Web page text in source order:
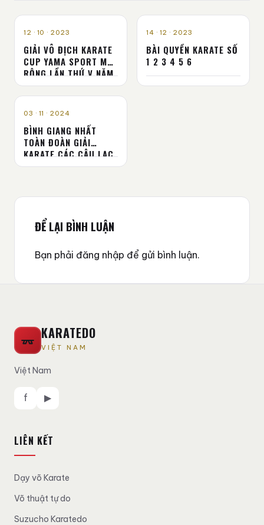
12 · 10 · 2023
GIẢI VÔ ĐỊCH KARATE
CUP YAMA SPORT MỞ
RỘNG LẦN THỨ V NĂM
2023
14 · 12 · 2023
BÀI QUYỀN KARATE SỐ
1 2 3 4 5 6
03 · 11 · 2024
BÌNH GIANG NHẤT
TOÀN ĐOÀN GIẢI
KARATE CÁC CÂU LẠC
BỘ TỈNH HẢI DƯƠNG
ĐỂ LẠI BÌNH LUẬN
Bạn phải đăng nhập để gửi bình luận.
KARATEDO
VIỆT NAM
Việt Nam
f ▶
LIÊN KẾT
Dạy võ Karate
Võ thuật tự do
Suzucho Karatedo